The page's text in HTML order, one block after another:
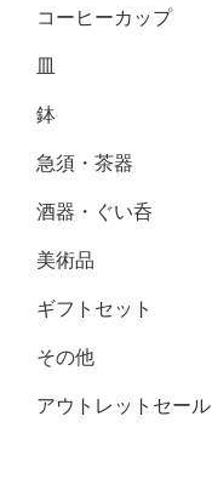
コーヒーカップ
皿
鉢
急須・茶器
酒器・ぐい呑
美術品
ギフトセット
その他
アウトレットセール